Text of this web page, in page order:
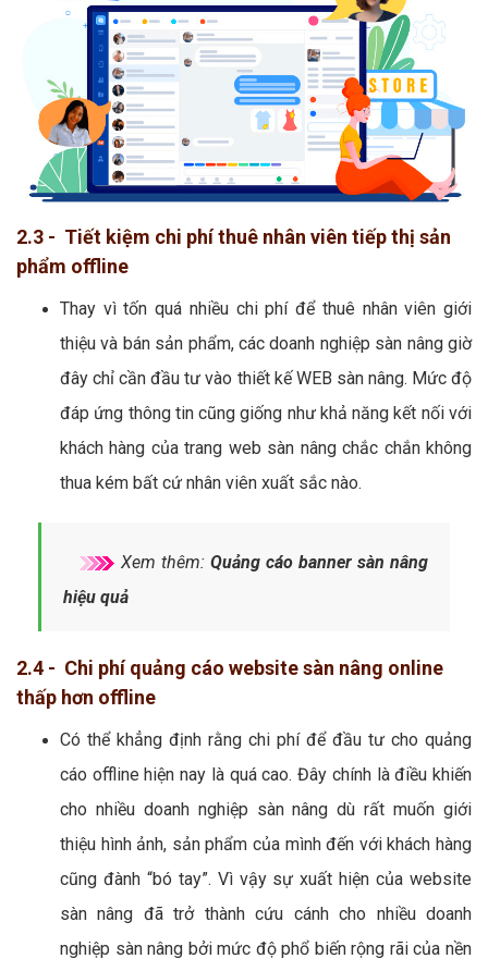
2.3 - Tiết kiệm chi phí thuê nhân viên tiếp thị sản
phẩm offline
Thay vì tốn quá nhiều chi phí để thuê nhân viên giới
thiệu và bán sản phẩm, các doanh nghiệp sàn nâng giờ
đây chỉ cần đầu tư vào thiết kế WEB sàn nâng. Mức độ
đáp ứng thông tin cũng giống như khả năng kết nối với
khách hàng của trang web sàn nâng chắc chắn không
thua kém bất cứ nhân viên xuất sắc nào.
Xem thêm: Quảng cáo banner sàn nâng
hiệu quả
2.4 - Chi phí quảng cáo website sàn nâng online
thấp hơn offline
Có thể khẳng định rằng chi phí để đầu tư cho quảng
cáo offline hiện nay là quá cao. Đây chính là điều khiến
cho nhiều doanh nghiệp sàn nâng dù rất muốn giới
thiệu hình ảnh, sản phẩm của mình đến với khách hàng
cũng đành “bó tay”. Vì vậy sự xuất hiện của website
sàn nâng đã trở thành cứu cánh cho nhiều doanh
nghiệp sàn nâng bởi mức độ phổ biến rộng rãi của nền